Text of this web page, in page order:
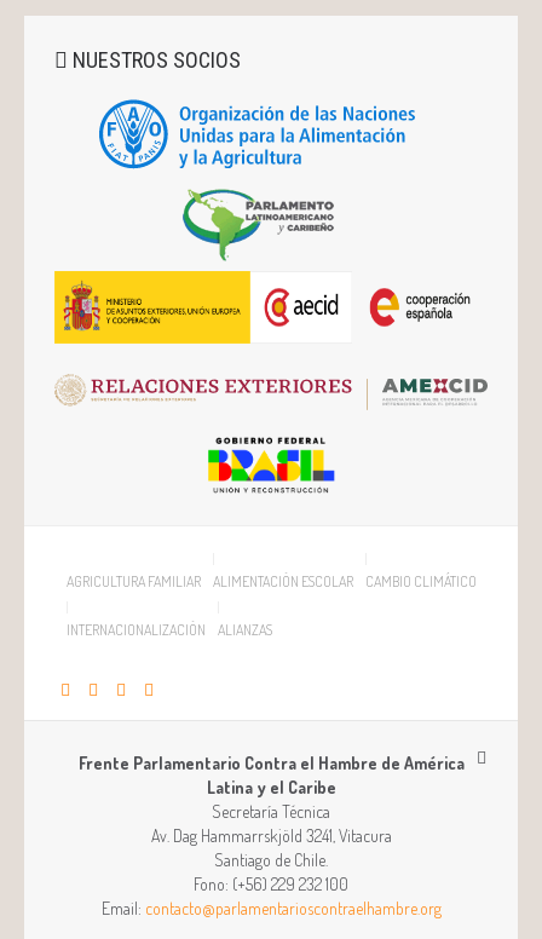
NUESTROS SOCIOS
AGRICULTURA FAMILIAR ALIMENTACIÓN ESCOLAR CAMBIO CLIMÁTICO
INTERNACIONALIZACIÓN ALIANZAS
Frente Parlamentario Contra el Hambre de América
Latina y el Caribe
Secretaría Técnica
Av. Dag Hammarrskjöld 3241, Vitacura
Santiago de Chile
Fono: (+56) 229 232 100
Email: contacto@parlamentarioscontraelhambre.org